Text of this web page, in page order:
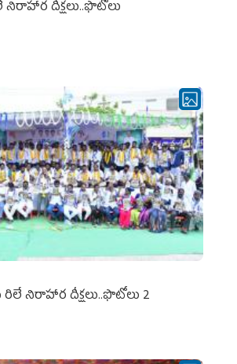
నిరాహార దీక్షలు..ఫొటోలు
నిరాహార దీక్షలు..ఫొటోలు 2